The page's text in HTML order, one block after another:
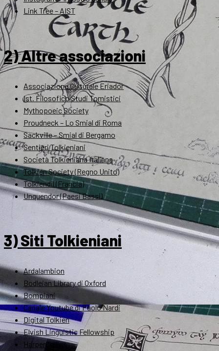
Link Tree – AIST
2) Altre associazioni
Associazione Culturale Eriador
Ist. Filosofico Studi Tomistici
Mythopoeic Society
Proudneck – Lo Smial di Roma
Sackville – Smial di Bergamo
Sentieri Tolkieniani
Società Tolkieniana Italiana
Tolkien Society (Regno Unito)
Tolkiendil (Francia)
Unquendor (Paesi Bassi)
3) Siti Tolkieniani
Ardalambion
Bodleian Library di Oxford
Bompiani
Canale Youtube di Paolo Nardi
Digital Tolkien
Elvish Linguistic Fellowship
HarperCollins